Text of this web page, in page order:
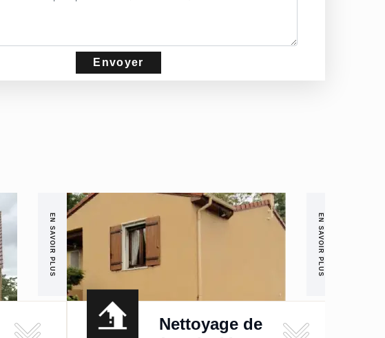
EN SAVOIR PLUS EN SAVOIR PLUS
Nettoyage de